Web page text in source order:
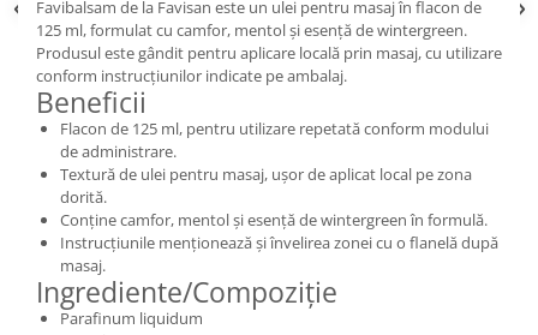
Favibalsam de la Favisan este un ulei pentru masaj în flacon de
125 ml, formulat cu camfor, mentol și esență de wintergreen.
Produsul este gândit pentru aplicare locală prin masaj, cu utilizare
conform instrucțiunilor indicate pe ambalaj.
Beneficii
Flacon de 125 ml, pentru utilizare repetată conform modului
de administrare.
Textură de ulei pentru masaj, ușor de aplicat local pe zona
dorită.
Conține camfor, mentol și esență de wintergreen în formulă.
Instrucțiunile menționează și învelirea zonei cu o flanelă după
masaj.
Ingrediente/Compoziție
Parafinum liquidum